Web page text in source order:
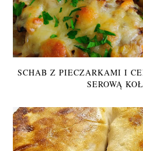
SCHAB Z PIECZARKAMI I
SEROWĄ